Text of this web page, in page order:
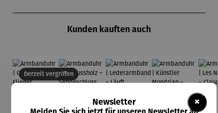
Kunden kauften auch
Derzeit vergriffen
×
Newsletter